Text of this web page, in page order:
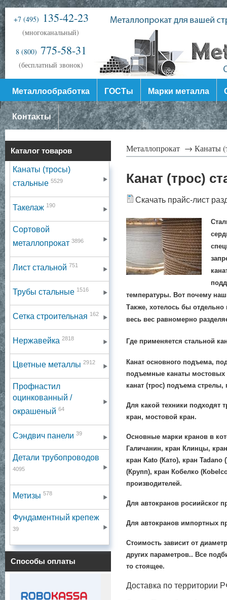
+7 (495) 135-42-23
(многоканальный)
8 (800) 775-58-31
(бесплатный звонок)
Металлообработка ГОСТы Марки металла
Контакты
Каталог товаров
Канаты (тросы)
стальные 5529
Такелаж 190
Сортовой
металлопрокат 3896
Лист стальной 751
Трубы стальные 1516
Сетка строительная 162
Нержавейка 2818
Цветные металлы 2912
Профнастил
оцинкованный /
окрашеный 64
Сэндвич панели 39
Детали трубопроводов
4095
Метизы 578
Фундаментный крепеж
39
Способы оплаты
Металлопрокат → Канаты
Канат (трос)
Скачать прайс-лист
температуры. Вот почему
Также, хотелось бы
весь вес равномерно
Где применяется стальной
Канат основного подъема,
подъемные канаты мостовых
канат (трос) подъема
Для какой техники подходят
кран, мостовой кран.
Основные марки кранов в
Галичанин, кран Клинцы,
кран Kato (Като), кран Tadano
(Крупп), кран Кобелко
производителей.
Для автокранов росиийског
Для автокранов импортных
Стоимость зависит от
других параметров.. Все
то стоящее.
Доставка по территории